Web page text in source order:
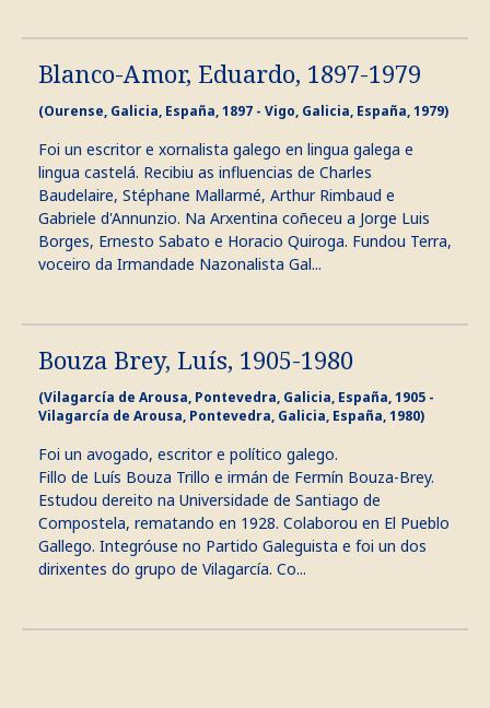
Blanco-Amor, Eduardo, 1897-1979
(Ourense, Galicia, España, 1897 - Vigo, Galicia, España, 1979)
Foi un escritor e xornalista galego en lingua galega e
lingua castelá. Recibiu as influencias de Charles
Baudelaire, Stéphane Mallarmé, Arthur Rimbaud e
Gabriele d'Annunzio. Na Arxentina coñeceu a Jorge Luis
Borges, Ernesto Sabato e Horacio Quiroga. Fundou Terra,
voceiro da Irmandade Nazonalista Gal...
Bouza Brey, Luís, 1905-1980
(Vilagarcía de Arousa, Pontevedra, Galicia, España, 1905 -
Vilagarcía de Arousa, Pontevedra, Galicia, España, 1980)
Foi un avogado, escritor e político galego.
Fillo de Luís Bouza Trillo e irmán de Fermín Bouza-Brey.
Estudou dereito na Universidade de Santiago de
Compostela, rematando en 1928. Colaborou en El Pueblo
Gallego. Integróuse no Partido Galeguista e foi un dos
dirixentes do grupo de Vilagarcía. Co...